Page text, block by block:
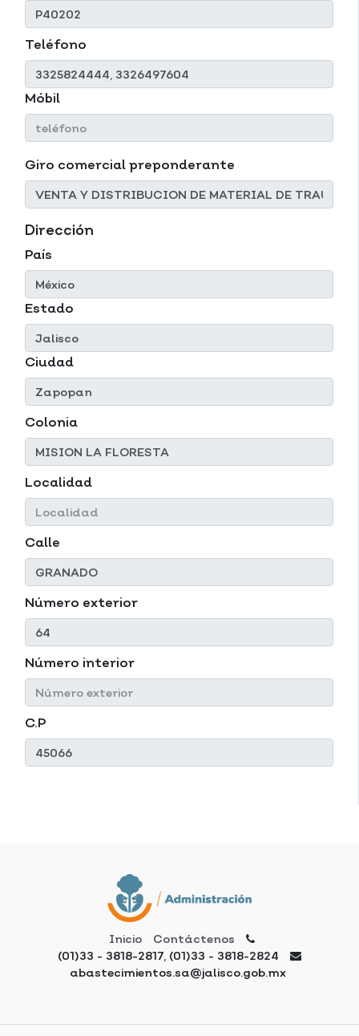
Teléfono
Móbil
Giro comercial preponderante
Dirección
País
Estado
Ciudad
Colonia
Localidad
Calle
Número exterior
Número interior
C.P
Inicio
Contáctenos
(01)33 - 3818-2817, (01)33 - 3818-2824
abastecimientos.sa@jalisco.gob.mx